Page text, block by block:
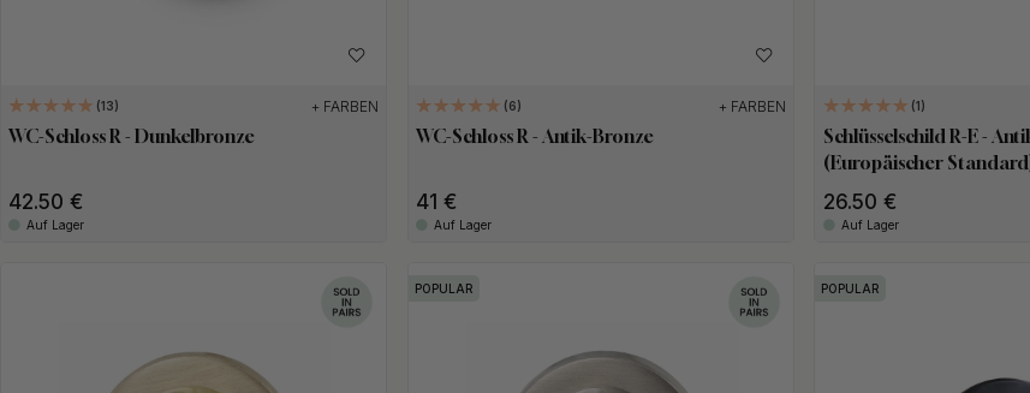
13 + FARBEN
WC-Schloss R - Dunkelbronze
42.50 €
Auf Lager
6 + FARBEN
WC-Schloss R - Antik-Bronze
41 €
Auf Lager
1
Schlüsselschild R-E -
(Europäischer
26.50 €
Auf Lager
POPULAR POPULAR